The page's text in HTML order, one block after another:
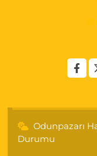
Odunpazarı
Durumu